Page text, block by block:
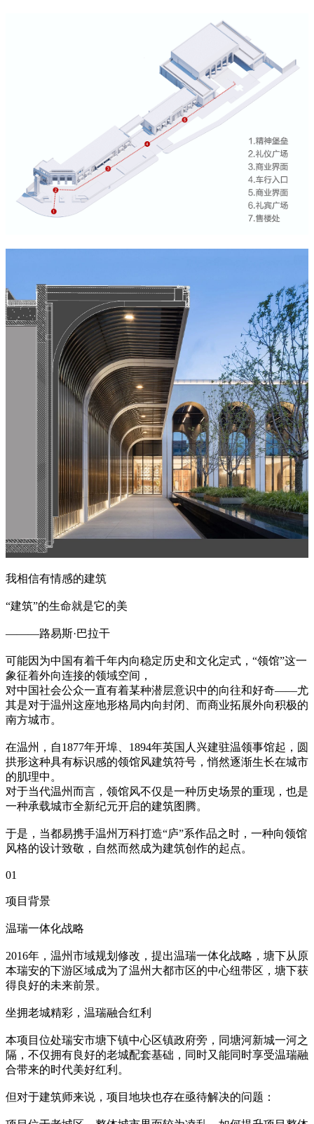
我相信有情感的建筑
“建筑”的生命就是它的美
———路易斯·巴拉干
可能因为中国有着千年内向稳定历史和文化定式，“领馆”这一
象征着外向连接的领域空间，
对中国社会公众一直有着某种潜层意识中的向往和好奇——尤
其是对于温州这座地形格局内向封闭、而商业拓展外向积极的
南方城市。
在温州，自1877年开埠、1894年英国人兴建驻温领事馆起，圆
拱形这种具有标识感的领馆风建筑符号，悄然逐渐生长在城市
的肌理中。
对于当代温州而言，领馆风不仅是一种历史场景的重现，也是
一种承载城市全新纪元开启的建筑图腾。
于是，当都易携手温州万科打造“庐”系作品之时，一种向领馆
风格的设计致敬，自然而然成为建筑创作的起点。
01
项目背景
温瑞一体化战略
2016年，温州市域规划修改，提出温瑞一体化战略，塘下从原
本瑞安的下游区域成为了温州大都市区的中心纽带区，塘下获
得良好的未来前景。
坐拥老城精彩，温瑞融合红利
本项目位处瑞安市塘下镇中心区镇政府旁，同塘河新城一河之
隔，不仅拥有良好的老城配套基础，同时又能同时享受温瑞融
合带来的时代美好红利。
但对于建筑师来说，项目地块也存在亟待解决的问题：